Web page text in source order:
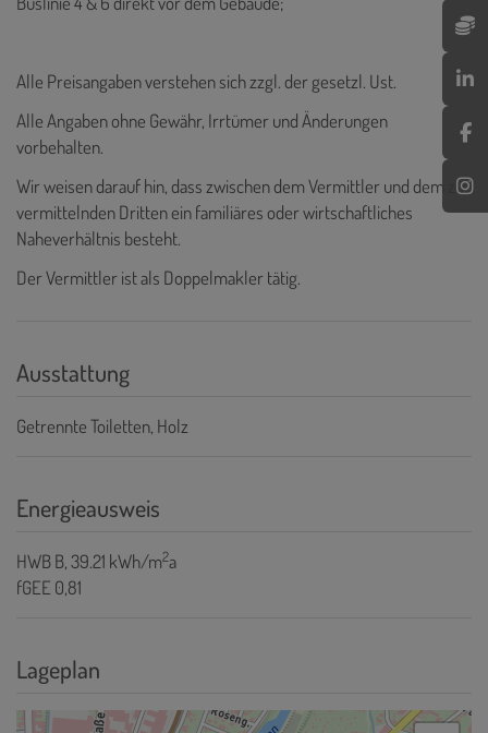
Alle Preisangaben verstehen sich zzgl. der gesetzl. Ust.
Alle Angaben ohne Gewähr, Irrtümer und Änderungen
vorbehalten.
Wir weisen darauf hin, dass zwischen dem Vermittler und dem zu
vermittelnden Dritten ein familiäres oder wirtschaftliches
Naheverhältnis besteht.
Der Vermittler ist als Doppelmakler tätig.
Ausstattung
Getrennte Toiletten Holz
Energieausweis
HWBB, 39.21 kWh/m2a
fGEE 0,81
Lageplan